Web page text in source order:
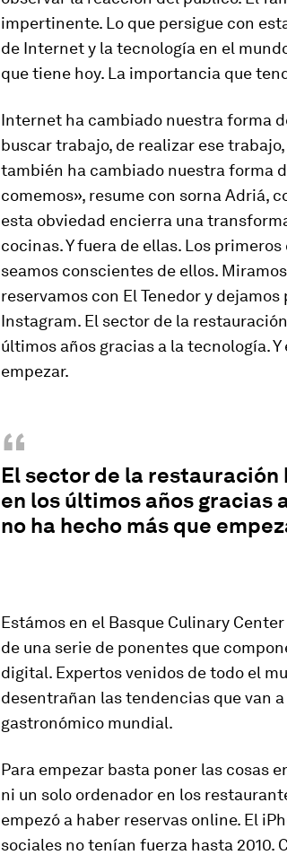
impertinente. Lo que persigue con
de Internet y la tecnología en el
que tiene hoy. La importancia que
Internet ha cambiado nuestra forma
buscar trabajo, de realizar ese
también ha cambiado nuestra forma
comemos», resume con sorna Adriá,
esta obviedad encierra una
cocinas. Y fuera de ellas. Los
seamos conscientes de ellos.
reservamos con El Tenedor y
Instagram. El sector de la
últimos años gracias a la tecnología.
empezar.
“
El sector de la
en los últimos años gracias
no ha hecho más que
Estámos en el Basque Culinary
de una serie de ponentes que
digital. Expertos venidos de todo el
desentrañan las tendencias que van
gastronómico mundial.
Para empezar basta poner las cosas
ni un solo ordenador en los
empezó a haber reservas online. El
sociales no tenían fuerza hasta 2010.